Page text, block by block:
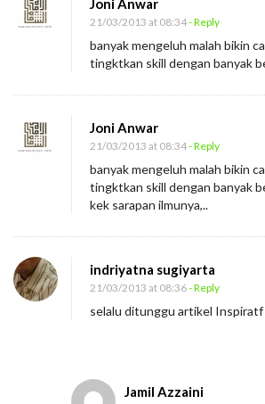
Joni Anwar
21/03/2013 at 08:34- Reply
banyak mengeluh malah bikin
tingktkan skill dengan banyak
Joni Anwar
21/03/2013 at 08:34- Reply
banyak mengeluh malah bikin
tingktkan skill dengan banyak
kek sarapan ilmunya,..
indriyatna sugiyarta
21/03/2013 at 08:36- Reply
selalu ditunggu artikel Inspiratf
Jamil Azzaini